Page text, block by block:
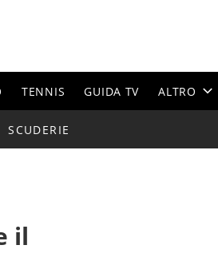
TENNIS GUIDA TV ALTRO
SCUDERIE
il